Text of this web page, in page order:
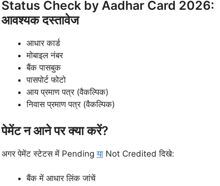
Status Check by Aadhar Card 2026:
आवश्यक दस्तावेज
आधार कार्ड
मोबाइल नंबर
बैंक पासबुक
पासपोर्ट फोटो
आय प्रमाण पत्र (वैकल्पिक)
निवास प्रमाण पत्र (वैकल्पिक)
पेमेंट न आने पर क्या करें?
अगर पेमेंट स्टेटस में Pendingया Not Credited दिखे:
बैंक में आधार लिंक जांचें